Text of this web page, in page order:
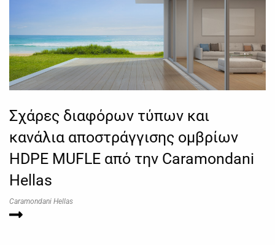
Σχάρες διαφόρων τύπων και
κανάλια αποστράγγισης ομβρίων
HDPE MUFLE από την Caramondani
Hellas
Caramondani Hellas